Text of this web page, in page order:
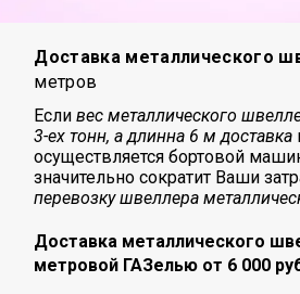
Доставка металлического
метров
Есливес металлического
3-ех тонн, а длинна 6 м доставка
осуществляется бортовой
значительно сократит Ваши
перевозкушвеллера
Доставка металлического
метровой ГАЗелью от 6 000